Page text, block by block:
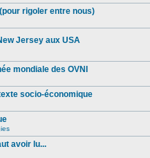
rigoler entre nous)
Jersey aux USA
mondiale des OVNI
socio-économique
avoir lu...